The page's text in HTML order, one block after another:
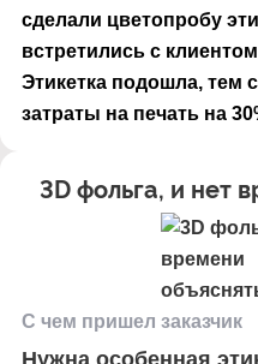
сделали цветопробу
встретились с
Этикетка подошла, тем
затраты на печать на
3D фольга, и нет
С чем пришел заказчик
Нужна особенная